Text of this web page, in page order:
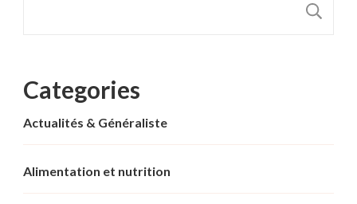
Categories
Actualités & Généraliste
Alimentation et nutrition